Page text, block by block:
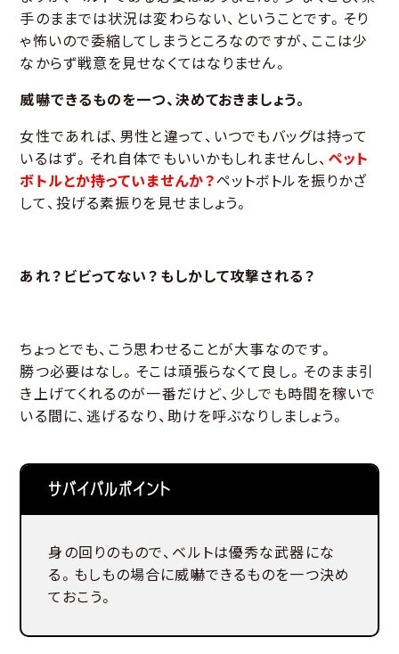
手のままでは状況は変わらない、ということです。そり
ゃ怖いので委縮してしまうところなのですが、ここは少
なからず戦意を見せなくてはなりません。
威嚇できるものを一つ、決めておきましょう。
女性であれば、男性と違って、いつでもバッグは持って
いるはず。それ自体でもいいかもしれませんし、 ペット
ボトルとか持っていませんか？ペットボトルを振りかざ
して、投げる素振りを見せましょう。
あれ？ビビってない？もしかして攻撃される？
ちょっとでも、こう思わせることが大事なのです。
勝つ必要はなし。そこは頑張らなくて良し。そのまま引
き上げてくれるのが一番だけど、少しでも時間を稼いで
いる間に、逃げるなり、助けを呼ぶなりしましょう。
サバイバルポイント
身の回りのもので、ベルトは優秀な武器にな
る。もしもの場合に威嚇できるものを一つ決め
ておこう。